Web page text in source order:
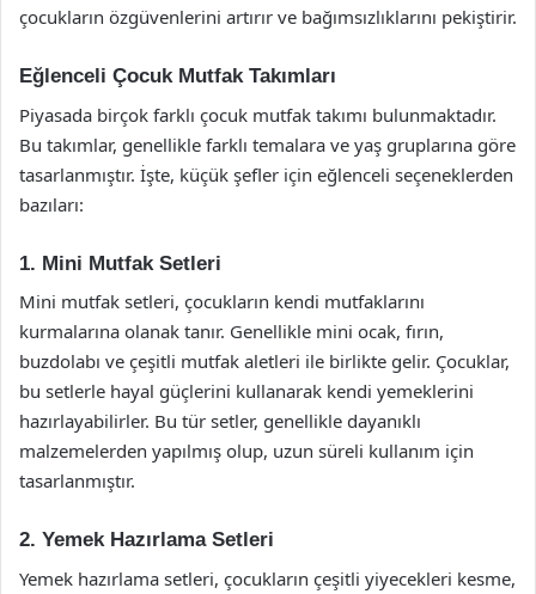
çocukların özgüvenlerini artırır ve bağımsızlıklarını pekiştirir.
Eğlenceli Çocuk Mutfak Takımları
Piyasada birçok farklı çocuk mutfak takımı bulunmaktadır.
Bu takımlar, genellikle farklı temalara ve yaş gruplarına göre
tasarlanmıştır. İşte, küçük şefler için eğlenceli seçeneklerden
bazıları:
1. Mini Mutfak Setleri
Mini mutfak setleri, çocukların kendi mutfaklarını
kurmalarına olanak tanır. Genellikle mini ocak, fırın,
buzdolabı ve çeşitli mutfak aletleri ile birlikte gelir. Çocuklar,
bu setlerle hayal güçlerini kullanarak kendi yemeklerini
hazırlayabilirler. Bu tür setler, genellikle dayanıklı
malzemelerden yapılmış olup, uzun süreli kullanım için
tasarlanmıştır.
2. Yemek Hazırlama Setleri
Yemek hazırlama setleri, çocukların çeşitli yiyecekleri kesme,